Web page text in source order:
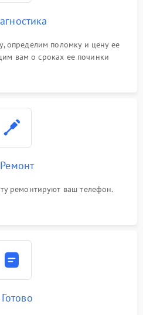
определим поломку и цену ее
вам о сроках ее починки
ремонтируют ваш телефон.